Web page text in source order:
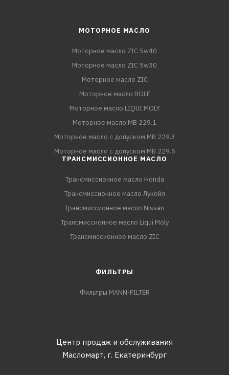
МОТОРНОЕ МАСЛО
Моторное масло ZIC 5w40
Моторное масло ZIC 5w30
Моторное масло ZIC
Моторное масло ROLF
Моторное масло LIQUI MOLY
Моторное масло MB 229.1
Моторное масло с допуском MB 229.3
Моторное масло с допуском MB 229.5
ТРАНСМИССИОННОЕ МАСЛО
Трансмиссионное масло Honda
Трансмиссионное масло Лукойл
Трансмиссионное масло Nissan
Трансмиссионное масло Liqui Moly
Трансмиссионное масло ZIC
ФИЛЬТРЫ
Фильтры MANN-FILTER
Центр продаж и обслуживания
Масломарт, г. Екатеринбург